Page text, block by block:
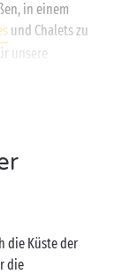
in einem
und Chalets zu
unsere
Welche
auf den
Ihren
die Küste der
die